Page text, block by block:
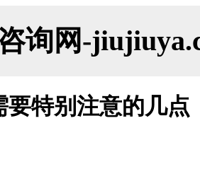
询网-
要特别注意的几点